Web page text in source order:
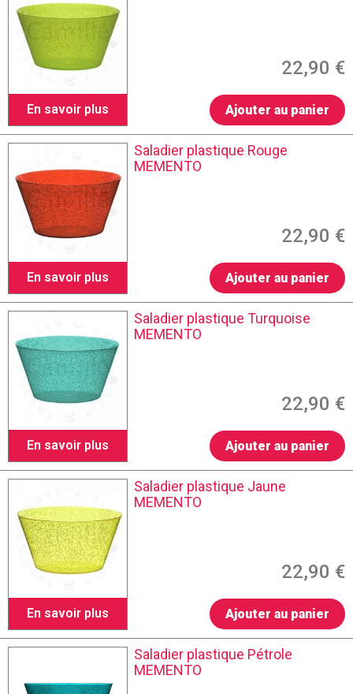
En savoir plus
22,90 €
Ajouter au panier
En savoir plus
Saladier plastique Rouge
MEMENTO
22,90 €
Ajouter au panier
En savoir plus
Saladier plastique Turquoise
MEMENTO
22,90 €
Ajouter au panier
En savoir plus
Saladier plastique Jaune
MEMENTO
22,90 €
Ajouter au panier
Saladier plastique Pétrole
MEMENTO